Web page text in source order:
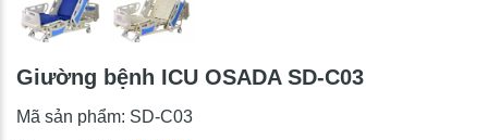
Giường bệnh ICU OSADA SD-C03
Mã sản phẩm: SD-C03